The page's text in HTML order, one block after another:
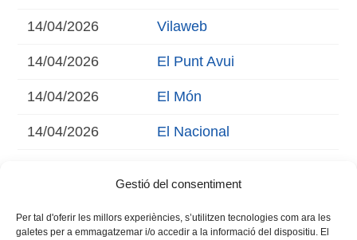
Gestió del consentiment
Per tal d'oferir les millors experiències, s’utilitzen tecnologies com ara les
galetes per a emmagatzemar i/o accedir a la informació del dispositiu. El
14/04/2026 Vilaweb
14/04/2026 El Punt Avui
14/04/2026 El Món
14/04/2026 El Nacional